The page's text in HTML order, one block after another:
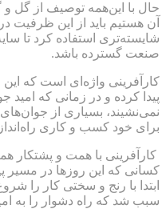
حال با این‌همه توصیف از گل و
آن هستیم باید از این ظرفیت
شایسته‌تری استفاده کرد تا
صنعت گسترده باشد.
کارآفرینی واژه‌ای است که
پیدا کرده و در زمانی که امید
نمی‌نشیند، بسیاری از
برای خود کسب و کاری
کارآفرینی با همت و پشتکار
کسانی که این روزها در مسیر
ابتدا با رنج و سختی کار را
سبب شد که راه دشوار را به